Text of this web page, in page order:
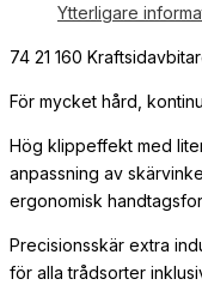
Ytterligare
74 21 160
För mycket hård,
Hög klippeffekt med
anpassning av
ergonomisk
Precisionsskär extra
för alla trådsorter